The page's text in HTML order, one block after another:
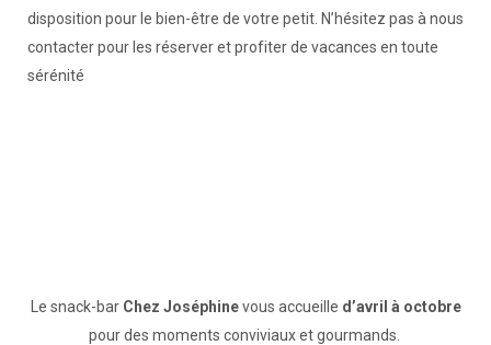
disposition pour le bien-être de votre petit. N’hésitez pas à nous
contacter pour les réserver et profiter de vacances en toute
sérénité
Le snack-bar Chez Joséphinevous accueille d’avril à octobre
pour des moments conviviaux et gourmands.